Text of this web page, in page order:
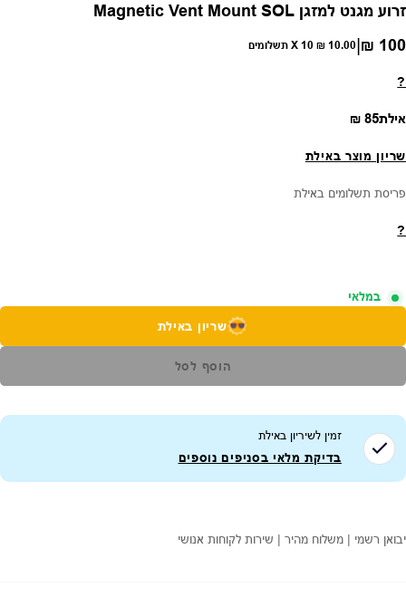
זרוע מגנט למזגן Magnetic Vent Mount SOL
מחיר רגיל
100 ₪
|
10.00 ₪ X 10 תשלומים
?
אילתמחיר רגיל
85 ₪
שריון מוצר באילת
פריסת תשלומים באילת
?
במלאי
שריון באילת
הוסף לסל
זמין לשיריון באילת
בדיקת מלאי בסניפים נוספים
יבואן רשמי | משלוח מהיר | שירות לקוחות אנושי